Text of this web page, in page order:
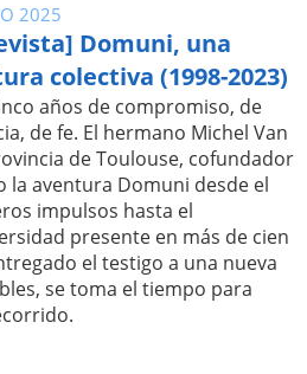
2025
Domuni, una
colectiva (1998-2023)
años de compromiso, de
de fe. El hermano Michel Van
de Toulouse, cofundador
aventura Domuni desde el
impulsos hasta el
presente en más de cien
el testigo a una nueva
se toma el tiempo para